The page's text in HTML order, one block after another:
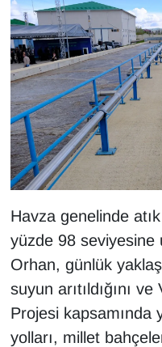
Havza genelinde atık
yüzde 98 seviyesine
Orhan, günlük
suyun arıtıldığını
Projesi kapsamında
yolları, millet